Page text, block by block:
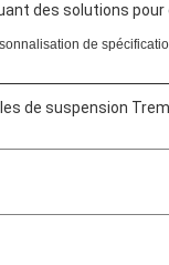
des solutions
de
de suspension